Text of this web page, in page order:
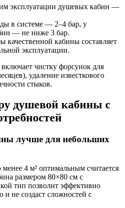
эксплуатации душевых кабин —
в системе — 2–4 бар, у
— не ниже 3 бар.
качественной кабины составляет
эксплуатации.
чистку форсунок для
удаление известкового
стыков.
душевой кабины с
лучше для небольших
4 м² оптимальным считается
размером 80×80 см с
тип позволит эффективно
и не создаст сложностей с